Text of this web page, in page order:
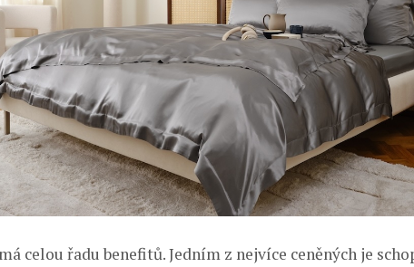
celou řadu benefitů. Jedním z nejvíce ceněných je